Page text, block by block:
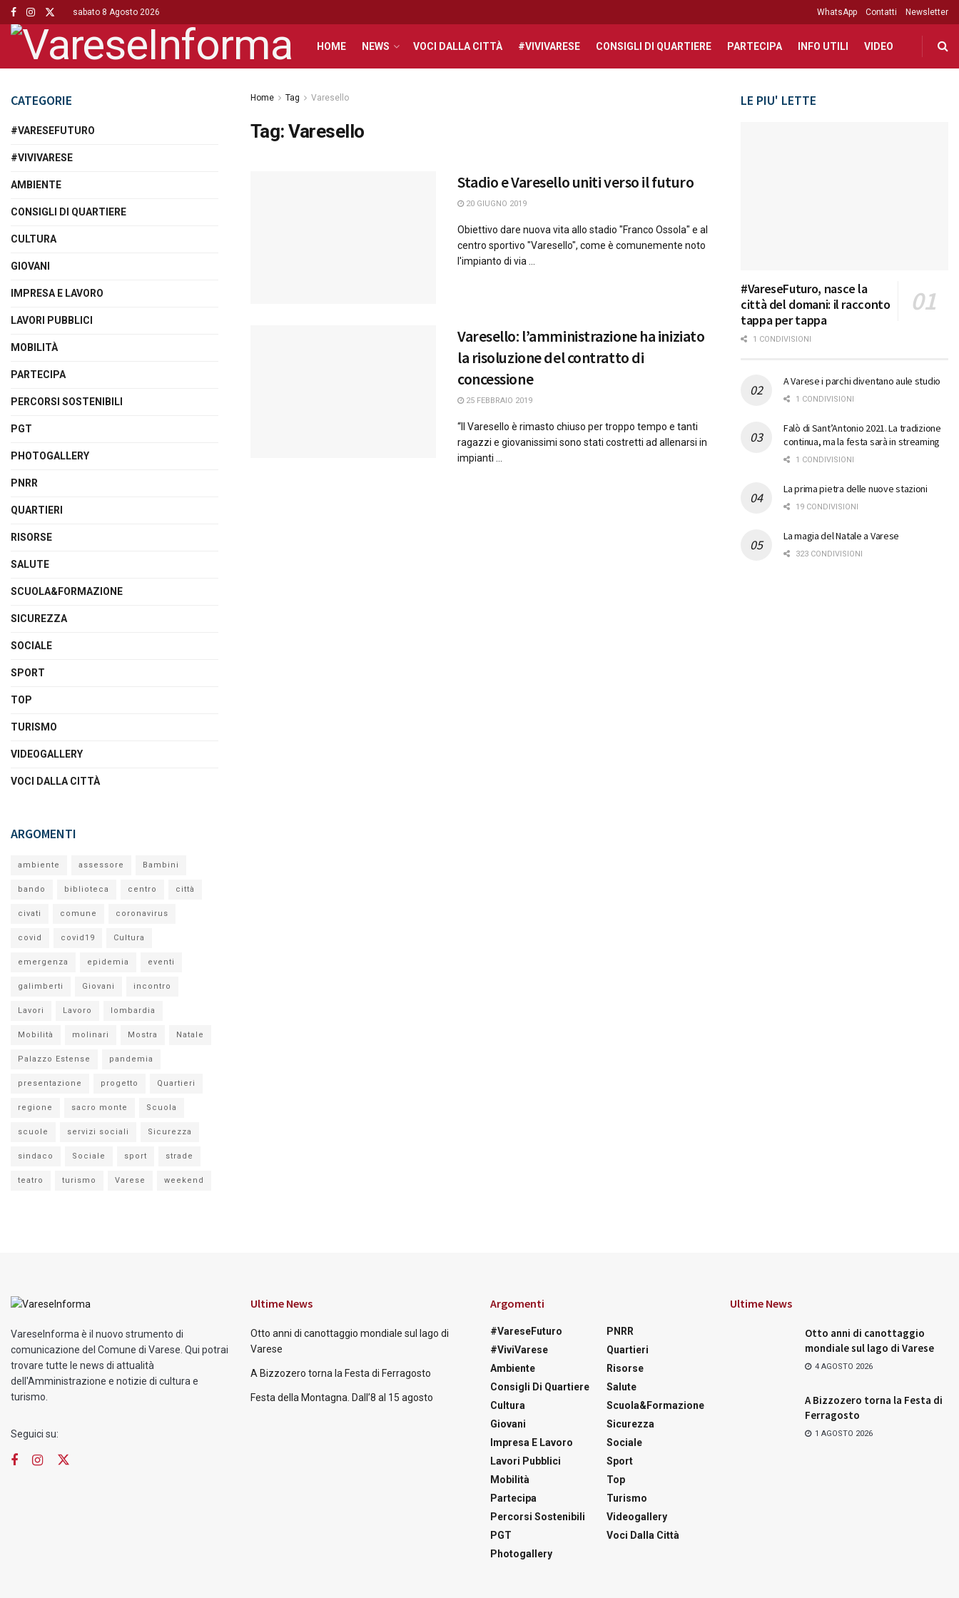
sabato 8 Agosto 2026 WhatsApp Contatti Newsletter
HOME NEWS VOCI DALLA CITTÀ #VIVIVARESE CONSIGLI DI QUARTIERE PARTECIPA INFO UTILI VIDEO
Home Tag Varesello
Tag:Varesello
Stadio e Varesello uniti verso il futuro
20 GIUGNO 2019
Obiettivo dare nuova vita allo stadio "Franco Ossola" e al
centro sportivo "Varesello", come è comunemente noto
l'impianto di via ...
Varesello: l’amministrazione ha iniziato
la risoluzione del contratto di
concessione
25 FEBBRAIO 2019
“Il Varesello è rimasto chiuso per troppo tempo e tanti
ragazzi e giovanissimi sono stati costretti ad allenarsi in
impianti ...
CATEGORIE
#VARESEFUTURO
#VIVIVARESE
AMBIENTE
CONSIGLI DI QUARTIERE
CULTURA
GIOVANI
IMPRESA E LAVORO
LAVORI PUBBLICI
MOBILITÀ
PARTECIPA
PERCORSI SOSTENIBILI
PGT
PHOTOGALLERY
PNRR
QUARTIERI
RISORSE
SALUTE
SCUOLA&FORMAZIONE
SICUREZZA
SOCIALE
SPORT
TOP
TURISMO
VIDEOGALLERY
VOCI DALLA CITTÀ
ARGOMENTI
ambiente assessore Bambini
bando biblioteca centro città
civati comune coronavirus
covid covid19 Cultura
emergenza epidemia eventi
galimberti Giovani incontro
Lavori Lavoro lombardia
Mobilità molinari Mostra Natale
Palazzo Estense pandemia
presentazione progetto Quartieri
regione sacro monte Scuola
scuole servizi sociali Sicurezza
sindaco Sociale sport strade
teatro turismo Varese weekend
LE PIU' LETTE
#VareseFuturo, nasce la
città del domani: il racconto
tappa per tappa
1 CONDIVISIONI
A Varese i parchi diventano aule studio
1 CONDIVISIONI
Falò di Sant’Antonio 2021. La tradizione
continua, ma la festa sarà in streaming
1 CONDIVISIONI
La prima pietra delle nuove stazioni
19 CONDIVISIONI
La magia del Natale a Varese
323 CONDIVISIONI
VareseInforma è il nuovo strumento di
comunicazione del Comune di Varese. Qui potrai
trovare tutte le news di attualità
dell'Amministrazione e notizie di cultura e
turismo.
Seguici su:
Ultime News
Otto anni di canottaggio mondiale sul lago di
Varese
A Bizzozero torna la Festa di Ferragosto
Festa della Montagna. Dall’8 al 15 agosto
Argomenti
#VareseFuturo
#ViviVarese
Ambiente
Consigli Di Quartiere
Cultura
Giovani
Impresa E Lavoro
Lavori Pubblici
Mobilità
Partecipa
Percorsi Sostenibili
PGT
Photogallery
PNRR
Quartieri
Risorse
Salute
Scuola&Formazione
Sicurezza
Sociale
Sport
Top
Turismo
Videogallery
Voci Dalla Città
Ultime News
Otto anni di canottaggio
mondiale sul lago di Varese
4 AGOSTO 2026
A Bizzozero torna la Festa di
Ferragosto
1 AGOSTO 2026